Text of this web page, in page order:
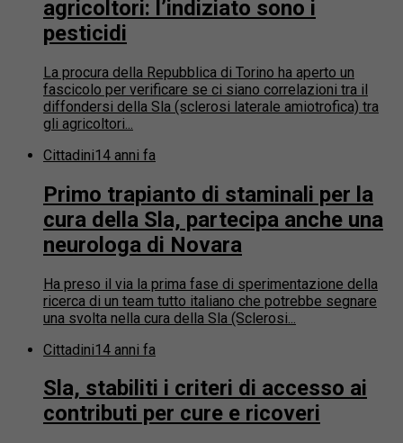
agricoltori: l’indiziato sono i
pesticidi
La procura della Repubblica di Torino ha aperto un
fascicolo per verificare se ci siano correlazioni tra il
diffondersi della Sla (sclerosi laterale amiotrofica) tra
gli agricoltori...
Cittadini14 anni fa
Primo trapianto di staminali per la
cura della Sla, partecipa anche una
neurologa di Novara
Ha preso il via la prima fase di sperimentazione della
ricerca di un team tutto italiano che potrebbe segnare
una svolta nella cura della Sla (Sclerosi...
Cittadini14 anni fa
Sla, stabiliti i criteri di accesso ai
contributi per cure e ricoveri